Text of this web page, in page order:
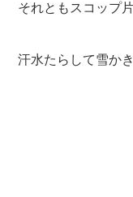
それともスコップ
汗水たらして雪か